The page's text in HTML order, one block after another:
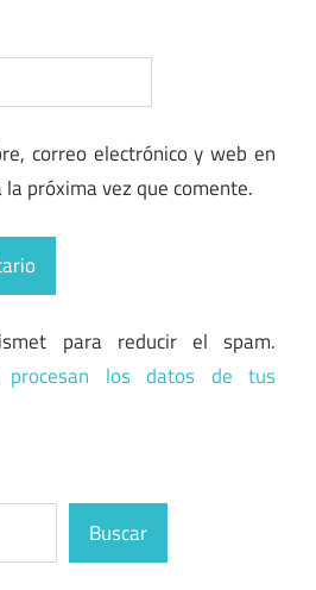
correo electrónico y web en
próxima vez que comente.
para reducir el spam.
procesan los datos de tus
Buscar